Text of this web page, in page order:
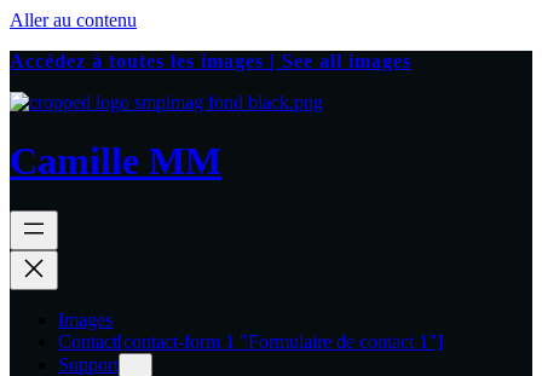
Aller au contenu
Accédez à toutes les images | See all images
Camille MM
Images
Contact[contact-form 1 "Formulaire de contact 1"]
Support